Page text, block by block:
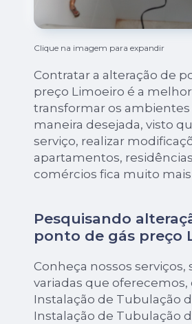
Clique na imagem para expandir
Contratar a alteração de
preço Limoeiro é a
transformar os ambientes
maneira desejada, visto
serviço, realizar
apartamentos,
comércios fica muito mais
Pesquisando
ponto de gás preço
Conheça nossos serviços,
variadas que oferecemos,
Instalação de Tubulação
Instalação de Tubulação